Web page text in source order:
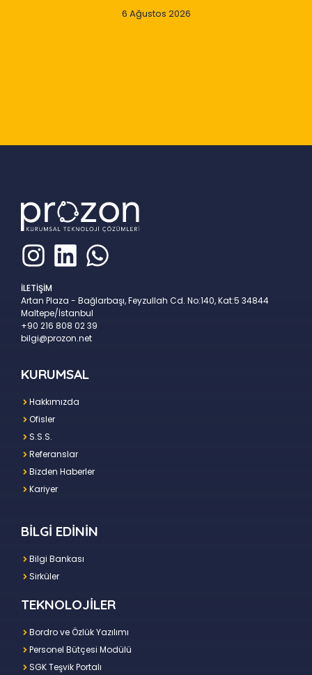
6 Ağustos 2026
İLETİŞİM
Artan Plaza - Bağlarbaşı, Feyzullah Cd. No:140, Kat:5 34844
Maltepe/İstanbul
+90 216 808 02 39
bilgi@prozon.net
KURUMSAL
Hakkımızda
Ofisler
S.S.S.
Referanslar
Bizden Haberler
Kariyer
BİLGİ EDİNİN
Bilgi Bankası
Sirküler
TEKNOLOJİLER
Bordro ve Özlük Yazılımı
Personel Bütçesi Modülü
SGK Teşvik Portalı